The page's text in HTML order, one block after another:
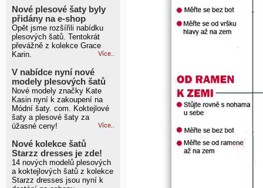
Nové plesové šaty byly
přidány na e-shop
Opět jsme rozšířili nabídku
plesových šatů. Tentokrát
převážně z kolekce Grace
Karin.
Více..
V nabídce nyní nové
modely plesových šatů
Nové modely značky Kate
Kasin nyní k zakoupení na
Módní šaty. com. Koktejlové
šaty a plesové šaty za
úžasné ceny!
Více..
Nové kolekce šatů
Starzz dresses je zde!
14 nových modelů plesových
a koktejlových šatů z kolekce
Starzz dresses jsou nyní k